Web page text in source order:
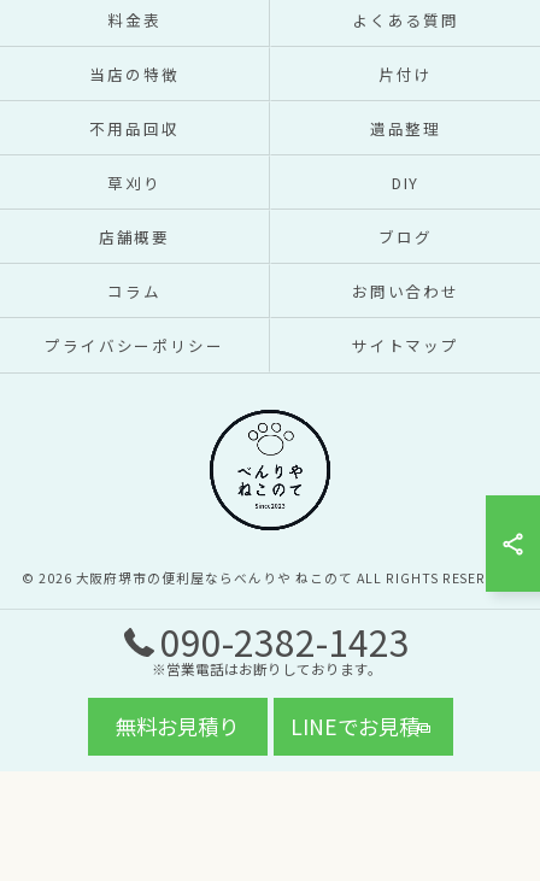
090-2382-1423
※営業電話はお断りしております。
無料お見積り LINEでお見積
料金表 よくある質問
当店の特徴 片付け
不用品回収 遺品整理
草刈り DIY
店舗概要 ブログ
コラム お問い合わせ
プライバシーポリシー サイトマップ
© 2026 大阪府堺市の便利屋ならべんりや ねこのて ALL RIGHTS RESERVED.